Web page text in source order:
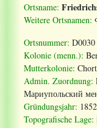
Ortsname:
Weitere Ortsnamen:
Ortsnummer: D0030
Kolonie (menn.):
Mutterkolonie:
Admin. Zuordnung:
Мариупольский
Gründungsjahr: 1852
Topografische Lage: